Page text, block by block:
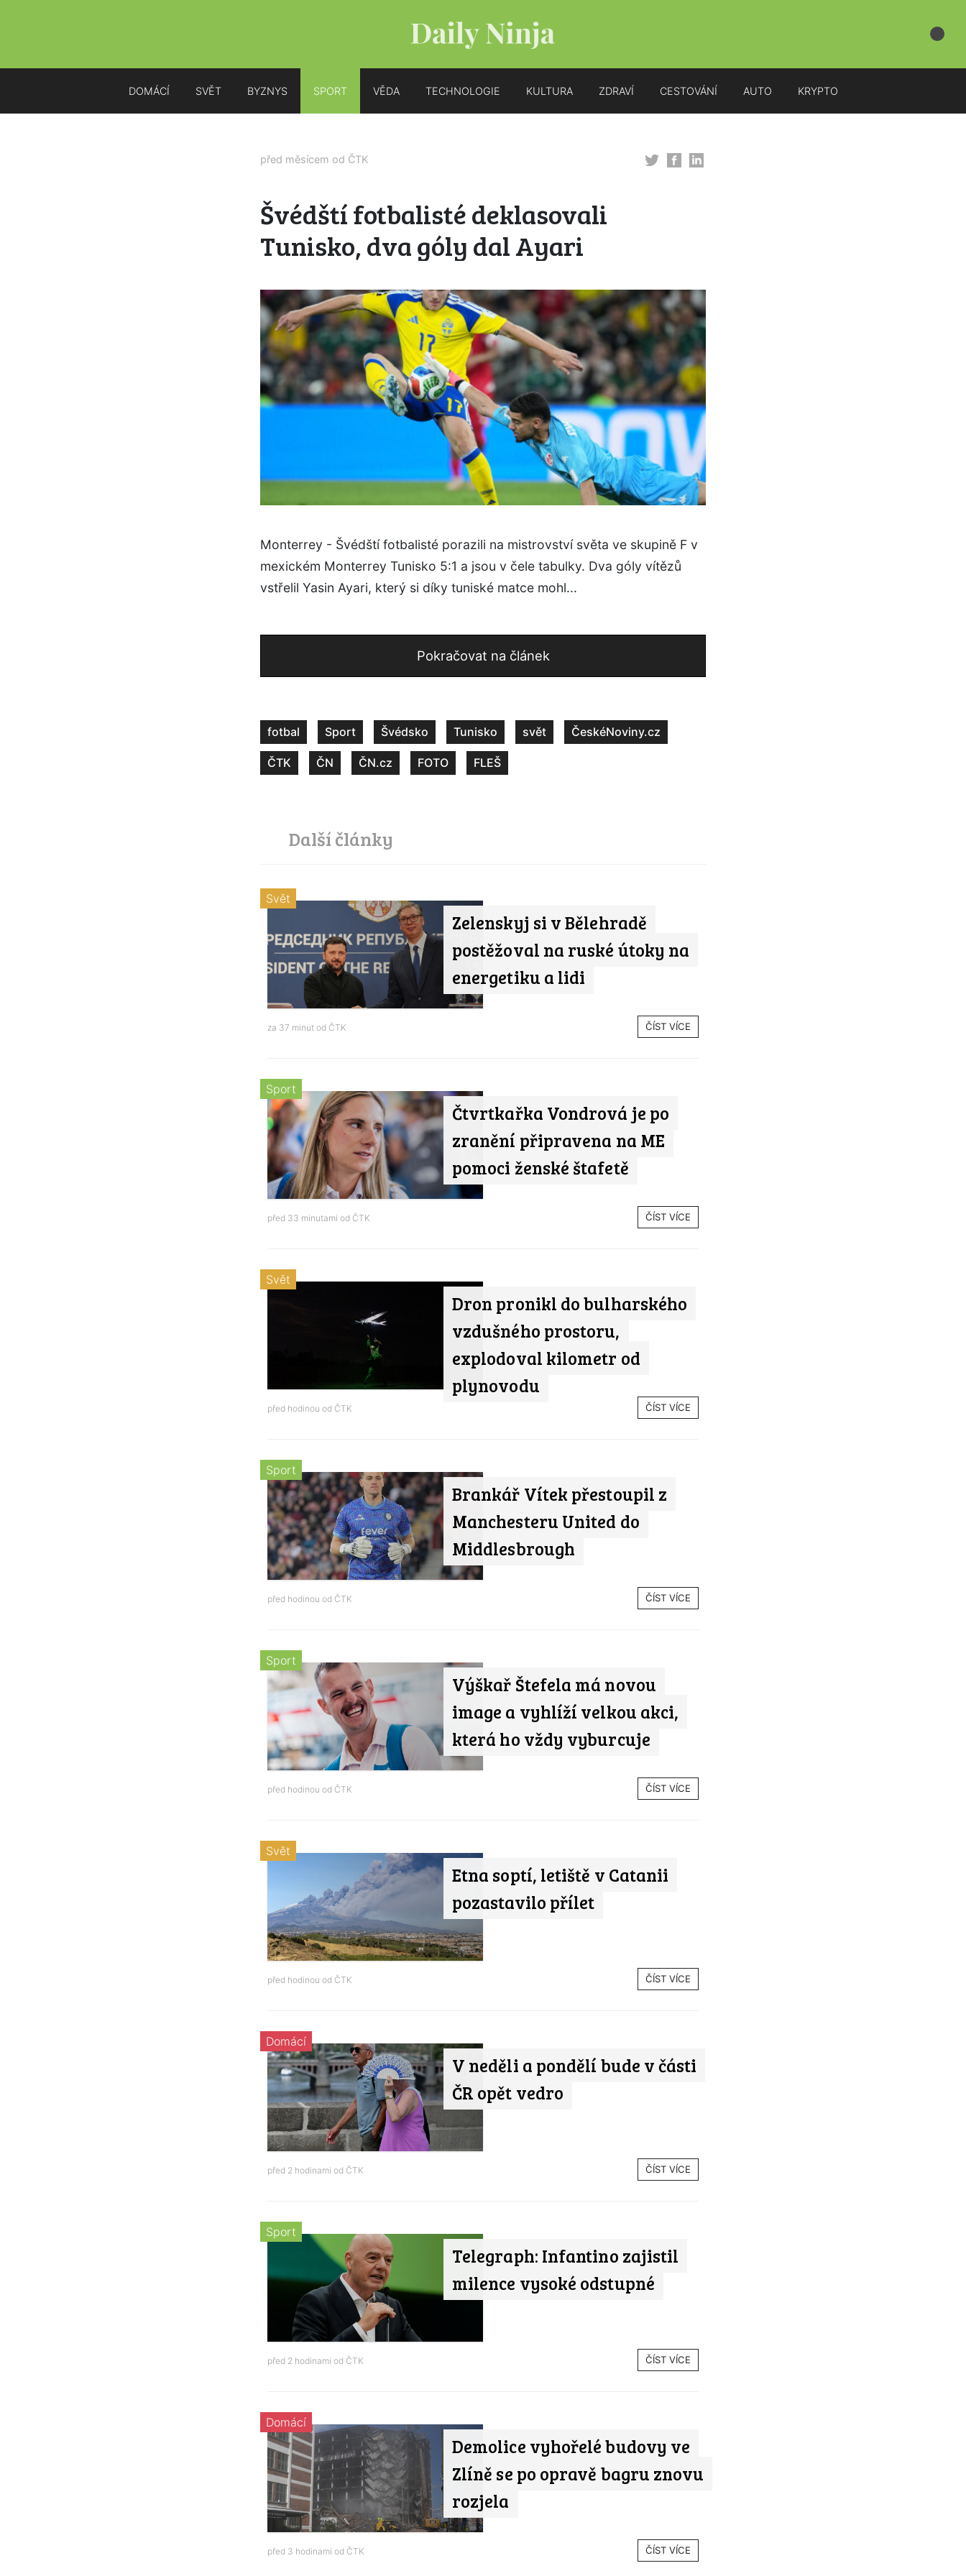
DOMÁCÍ SVĚT BYZNYS SPORT VĚDA TECHNOLOGIE KULTURA ZDRAVÍ CESTOVÁNÍ AUTO KRYPTO
před měsícem od ČTK
Švédští fotbalisté deklasovali
Tunisko, dva góly dal Ayari
Monterrey - Švédští fotbalisté porazili na mistrovství světa ve skupině F v
mexickém Monterrey Tunisko 5:1 a jsou v čele tabulky. Dva góly vítězů
vstřelil Yasin Ayari, který si díky tuniské matce mohl...
Pokračovat na článek
fotbal Sport Švédsko Tunisko svět ČeskéNoviny.cz
ČTK ČN ČN.cz FOTO FLEŠ
Další články
Zelenskyj si v Bělehradě
postěžoval na ruské útoky na
energetiku a lidi
Svět
za 37 minut od ČTK ČÍST VÍCE
Čtvrtkařka Vondrová je po
zranění připravena na ME
pomoci ženské štafetě
Sport
před 33 minutami od ČTK ČÍST VÍCE
Dron pronikl do bulharského
vzdušného prostoru,
explodoval kilometr od
plynovodu
Svět
před hodinou od ČTK ČÍST VÍCE
Brankář Vítek přestoupil z
Manchesteru United do
Middlesbrough
Sport
před hodinou od ČTK ČÍST VÍCE
Výškař Štefela má novou
image a vyhlíží velkou akci,
která ho vždy vyburcuje
Sport
před hodinou od ČTK ČÍST VÍCE
Etna soptí, letiště v Catanii
pozastavilo přílet
Svět
před hodinou od ČTK ČÍST VÍCE
V neděli a pondělí bude v části
ČR opět vedro
Domácí
před 2 hodinami od ČTK ČÍST VÍCE
Telegraph: Infantino zajistil
milence vysoké odstupné
Sport
před 2 hodinami od ČTK ČÍST VÍCE
Demolice vyhořelé budovy ve
Zlíně se po opravě bagru znovu
rozjela
Domácí
před 3 hodinami od ČTK ČÍST VÍCE